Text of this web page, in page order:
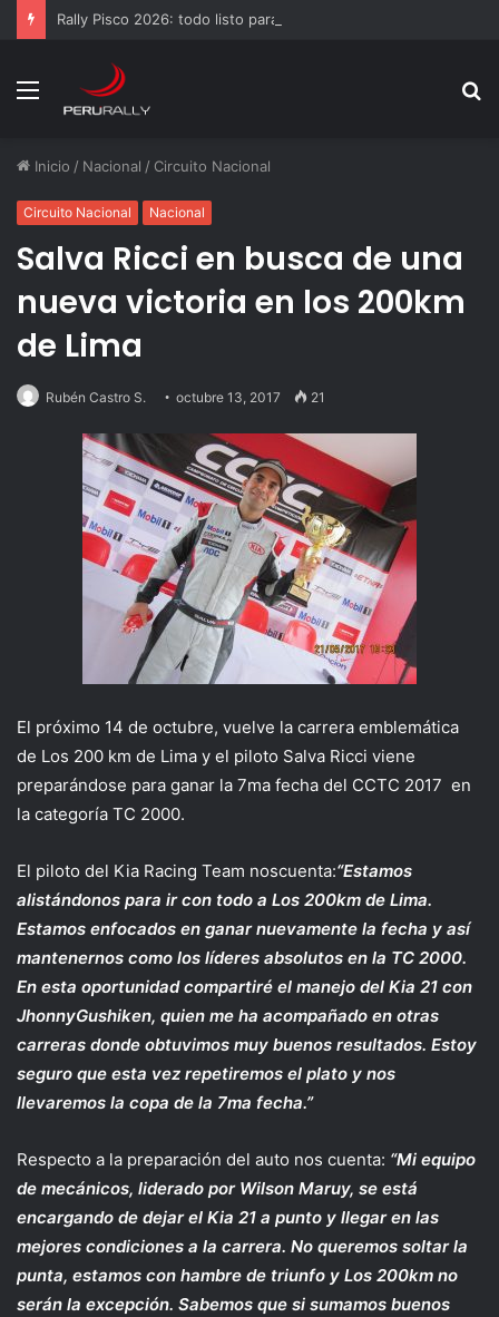
Rally Pisco 2026: todo listo para la gran final del RallyACP
Menú
Inicio / Nacional / Circuito Nacional
Circuito Nacional Nacional
Salva Ricci en busca de una
nueva victoria en los 200km
de Lima
Rubén Castro S. octubre 13, 2017 21
El próximo 14 de octubre, vuelve la carrera emblemática
de Los 200 km de Lima y el piloto Salva Ricci viene
preparándose para ganar la 7ma fecha del CCTC 2017 en
la categoría TC 2000.
El piloto del Kia Racing Team noscuenta:“Estamos
alistándonos para ir con todo a Los 200km de Lima.
Estamos enfocados en ganar nuevamente la fecha y así
mantenernos como los líderes absolutos en la TC 2000.
En esta oportunidad compartiré el manejo del Kia 21 con
JhonnyGushiken, quien me ha acompañado en otras
carreras donde obtuvimos muy buenos resultados. Estoy
seguro que esta vez repetiremos el plato y nos
llevaremos la copa de la 7ma fecha.”
Respecto a la preparación del auto nos cuenta: “Mi equipo
de mecánicos, liderado por Wilson Maruy, se está
encargando de dejar el Kia 21 a punto y llegar en las
mejores condiciones a la carrera. No queremos soltar la
punta, estamos con hambre de triunfo y Los 200km no
serán la excepción. Sabemos que si sumamos buenos